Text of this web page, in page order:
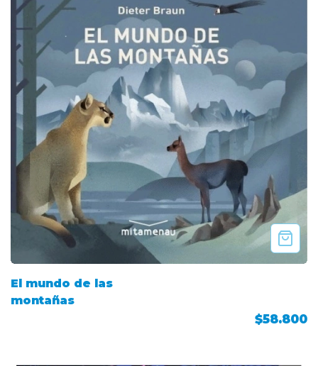
El mundo de las
montañas
$58.800